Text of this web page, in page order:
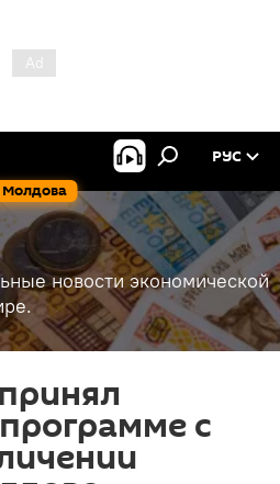
Молдова
РУС
новости экономической
с